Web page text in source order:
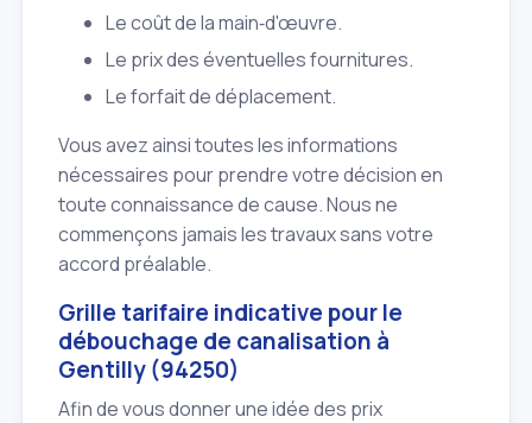
Le coût de la main‑d'œuvre.
Le prix des éventuelles fournitures.
Le forfait de déplacement.
Vous avez ainsi toutes les informations
nécessaires pour prendre votre décision en
toute connaissance de cause. Nous ne
commençons jamais les travaux sans votre
accord préalable.
Grille tarifaire indicative pour le
débouchage de canalisation à
Gentilly (94250)
Afin de vous donner une idée des prix